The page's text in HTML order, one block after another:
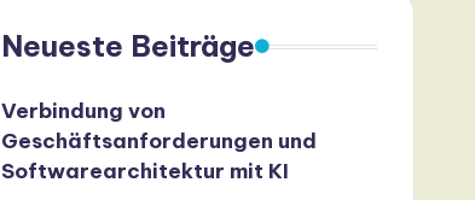
Neueste Beiträge
Verbindung von
Geschäftsanforderungen und
Softwarearchitektur mit KI